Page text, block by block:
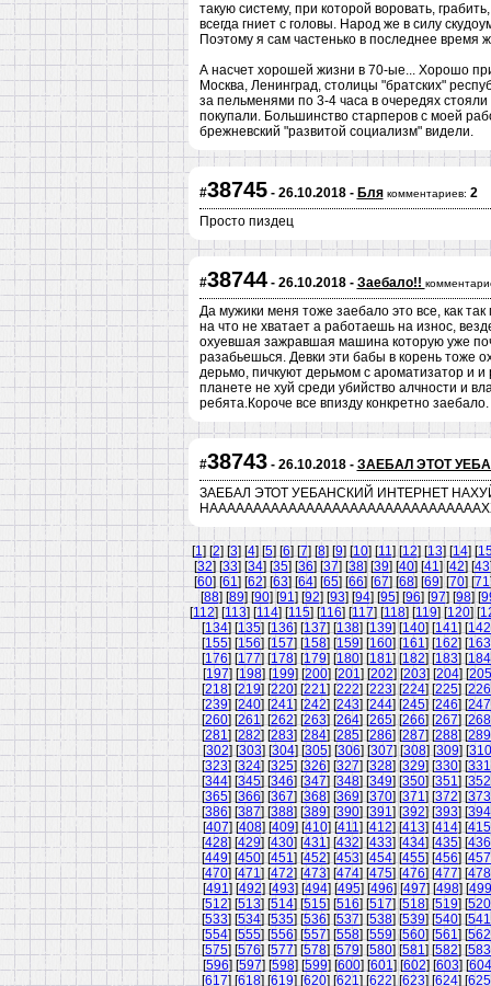
такую систему, при которой воровать,
всегда гниет с головы. Народ же в силу
Поэтому я сам частенько в последнее время
А насчет хорошей жизни в 70-ые... Хорошо
Москва, Ленинград, столицы "братских"
за пельменями по 3-4 часа в очередях
покупали. Большинство старперов с моей
брежневский "развитой социализм" видели.
#38745- 26.10.2018 - Бля комментариев: 2
Просто пиздец
#38744- 26.10.2018 - Заебало!!
Да мужики меня тоже заебало это все, как
на что не хватает а работаешь на износ,
охуевшая зажравшая машина которую уже
разабьешься. Девки эти бабы в корень тоже
дерьмо, пичкуют дерьмом с ароматизатор и
планете не хуй среди убийство алчности и
ребята.Короче все впизду конкретно заебало.
#38743- 26.10.2018 - ЗАЕБАЛ ЭТОТ
ЗАЕБАЛ ЭТОТ УЕБАНСКИЙ ИНТЕРНЕТ
[1] [2] [3] [4] [5] [6] [7] [8] [9] [10] [11] [12] [13] [14] [
[32] [33] [34] [35] [36] [37] [38] [39] [40] [41] [42] [43
[60] [61] [62] [63] [64] [65] [66] [67] [68] [69] [70] [71
[88] [89] [90] [91] [92] [93] [94] [95] [96] [97] [98] [
[112] [113] [114] [115] [116] [117] [118] [119] [120] [
[134] [135] [136] [137] [138] [139] [140] [141] [142
[155] [156] [157] [158] [159] [160] [161] [162] [163
[176] [177] [178] [179] [180] [181] [182] [183] [184
[197] [198] [199] [200] [201] [202] [203] [204] [205
[218] [219] [220] [221] [222] [223] [224] [225] [226
[239] [240] [241] [242] [243] [244] [245] [246] [247
[260] [261] [262] [263] [264] [265] [266] [267] [268
[281] [282] [283] [284] [285] [286] [287] [288] [289
[302] [303] [304] [305] [306] [307] [308] [309] [310
[323] [324] [325] [326] [327] [328] [329] [330] [331
[344] [345] [346] [347] [348] [349] [350] [351] [352
[365] [366] [367] [368] [369] [370] [371] [372] [373
[386] [387] [388] [389] [390] [391] [392] [393] [394
[407] [408] [409] [410] [411] [412] [413] [414] [415
[428] [429] [430] [431] [432] [433] [434] [435] [436
[449] [450] [451] [452] [453] [454] [455] [456] [457
[470] [471] [472] [473] [474] [475] [476] [477] [478
[491] [492] [493] [494] [495] [496] [497] [498] [499
[512] [513] [514] [515] [516] [517] [518] [519] [520
[533] [534] [535] [536] [537] [538] [539] [540] [541
[554] [555] [556] [557] [558] [559] [560] [561] [562
[575] [576] [577] [578] [579] [580] [581] [582] [583
[596] [597] [598] [599] [600] [601] [602] [603] [604
[617] [618] [619] [620] [621] [622] [623] [624] [625